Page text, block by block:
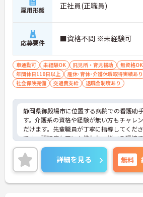
雇用形態 正社員(正職員)
応募要件 ■資格不問 ※未経験可
車通勤可 未経験OK 託児所・育児補助 無資格OK
年間休日110日以上
産休･育休･介護休暇取得実績あり
社会保険完備
交通費支給 退職金制度あり
静岡県御殿場市に位置する病院での看護助
す。介護系の資格や経験が無い方もチャレ
だけます。先輩職員が丁寧に指導してくだ
です。認知症ケアにも携われ、学べる環境
0日休み、残業は月平均4時間程度と少なく
ライフバランスを大切にした働き方も叶いま
興味のある方には、面接対策ポイントなど
詳細をお話しいたしますのでお気軽にご相
い！
詳細を見る 無料